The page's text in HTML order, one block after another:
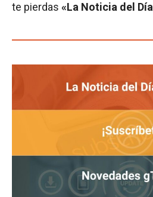
te pierdas «La Noticia del Día